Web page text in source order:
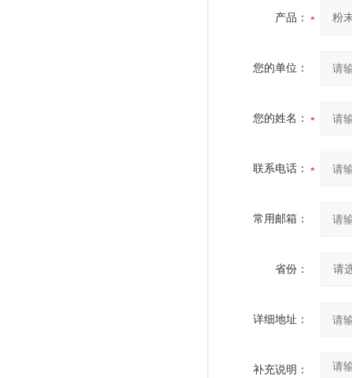
产品：
您的单位：
您的姓名：
联系电话：
常用邮箱：
省份：
详细地址：
补充说明：